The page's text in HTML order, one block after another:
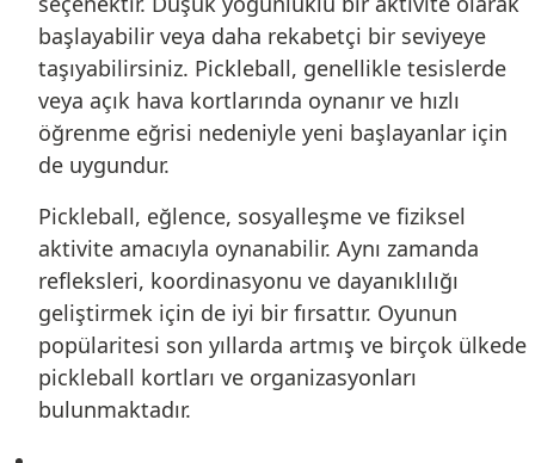
başlayabilir veya daha rekabetçi bir seviyeye
taşıyabilirsiniz. Pickleball, genellikle tesislerde
veya açık hava kortlarında oynanır ve hızlı
öğrenme eğrisi nedeniyle yeni başlayanlar için
de uygundur.
Pickleball, eğlence, sosyalleşme ve fiziksel
aktivite amacıyla oynanabilir. Aynı zamanda
refleksleri, koordinasyonu ve dayanıklılığı
geliştirmek için de iyi bir fırsattır. Oyunun
popülaritesi son yıllarda artmış ve birçok ülkede
pickleball kortları ve organizasyonları
bulunmaktadır.